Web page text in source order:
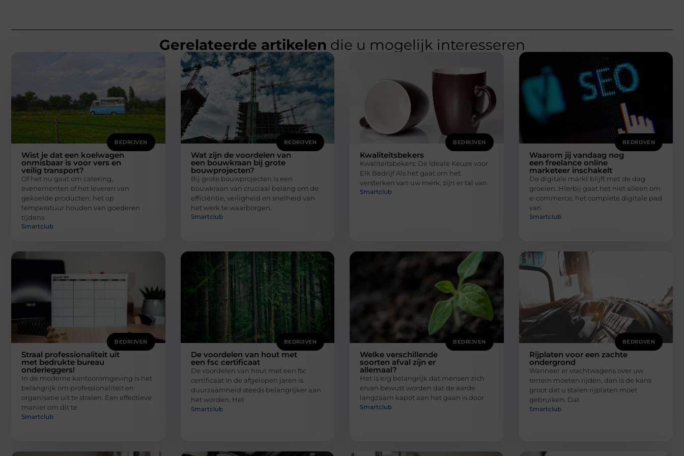
Gerelateerde artikelen die u mogelijk interesseren
BEDRIJVEN
Wist je dat een koelwagen
onmisbaar is voor vers en
veilig transport?
Of het nu gaat om catering,
evenementen of het leveren van
gekoelde producten: het op
temperatuur houden van goederen
tijdens
Smartclub
BEDRIJVEN
Wat zijn de voordelen van
een bouwkraan bij grote
bouwprojecten?
Bij grote bouwprojecten is een
bouwkraan van cruciaal belang om de
efficiëntie, veiligheid en snelheid van
het werk te waarborgen.
Smartclub
BEDRIJVEN
Kwaliteitsbekers
Kwaliteitsbekers: De Ideale Keuze voor
Elk Bedrijf Als het gaat om het
versterken van uw merk, zijn er tal van
Smartclub
BEDRIJVEN
Waarom jij vandaag nog
een freelance online
marketeer inschakelt
De digitale markt blijft met de dag
groeien. Hierbij gaat het niet alleen om
e-commerce, het complete digitale pad
van
Smartclub
BEDRIJVEN
Straal professionaliteit uit
met bedrukte bureau
onderleggers!
In de moderne kantooromgeving is het
belangrijk om professionaliteit en
organisatie uit te stralen. Een effectieve
manier om dit te
Smartclub
BEDRIJVEN
De voordelen van hout met
een fsc certificaat
De voordelen van hout met een fsc
certificaat In de afgelopen jaren is
duurzaamheid steeds belangrijker aan
het worden. Het
Smartclub
BEDRIJVEN
Welke verschillende
soorten afval zijn er
allemaal?
Het is erg belangrijk dat mensen zich
ervan bewust worden dat de aarde
langzaam kapot aan het gaan is door
Smartclub
BEDRIJVEN
Rijplaten voor een zachte
ondergrond
Wanneer er vrachtwagens over uw
terrein moeten rijden, dan is de kans
groot dat u stalen rijplaten moet
gebruiken. Dat
Smartclub